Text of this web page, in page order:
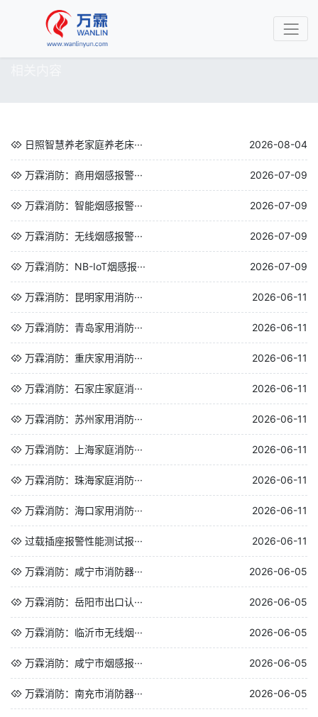
日照智慧养老家庭养老床··· 2026-08-04
万霖消防：商用烟感报警··· 2026-07-09
万霖消防：智能烟感报警··· 2026-07-09
万霖消防：无线烟感报警··· 2026-07-09
万霖消防：NB-IoT烟感报··· 2026-07-09
万霖消防：昆明家用消防··· 2026-06-11
万霖消防：青岛家用消防··· 2026-06-11
万霖消防：重庆家用消防··· 2026-06-11
万霖消防：石家庄家庭消··· 2026-06-11
万霖消防：苏州家用消防··· 2026-06-11
万霖消防：上海家庭消防··· 2026-06-11
万霖消防：珠海家庭消防··· 2026-06-11
万霖消防：海口家用消防··· 2026-06-11
过载插座报警性能测试报··· 2026-06-11
万霖消防：咸宁市消防器··· 2026-06-05
万霖消防：岳阳市出口认··· 2026-06-05
万霖消防：临沂市无线烟··· 2026-06-05
万霖消防：咸宁市烟感报··· 2026-06-05
万霖消防：南充市消防器··· 2026-06-05